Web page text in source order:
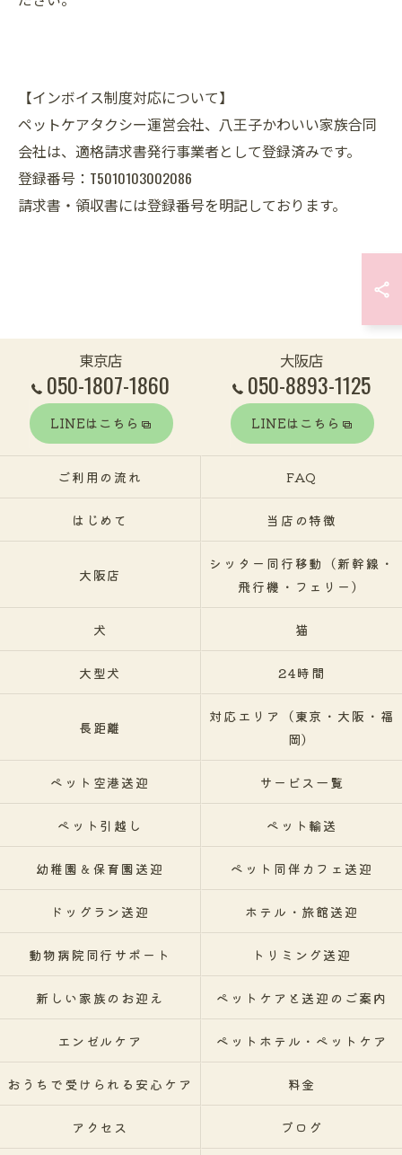
【インボイス制度対応について】
ペットケアタクシー運営会社、八王子かわいい家族合同
会社は、適格請求書発行事業者として登録済みです。
登録番号：T5010103002086
請求書・領収書には登録番号を明記しております。
東京店
050-1807-1860
LINEはこちら
大阪店
050-8893-1125
LINEはこちら
ご利用の流れ FAQ
はじめて 当店の特徴
大阪店
シッター同行移動（新幹線・
飛行機・フェリー）
犬 猫
大型犬 24時間
長距離
対応エリア（東京・大阪・福
岡）
ペット空港送迎 サービス一覧
ペット引越し ペット輸送
幼稚園＆保育園送迎 ペット同伴カフェ送迎
ドッグラン送迎 ホテル・旅館送迎
動物病院同行サポート トリミング送迎
新しい家族のお迎え ペットケアと送迎のご案内
エンゼルケア ペットホテル・ペットケア
おうちで受けられる安心ケア 料金
アクセス ブログ